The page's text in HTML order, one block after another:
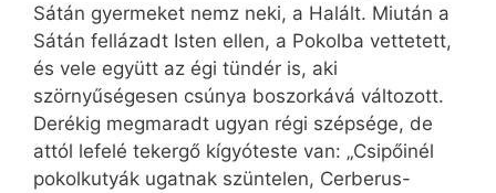
Sátán gyermeket nemz neki, a Halált. Miután a
Sátán fellázadt Isten ellen, a Pokolba vettetett,
és vele együtt az égi tündér is, aki
szörnyűségesen csúnya boszorkává változott.
Derékig megmaradt ugyan régi szépsége, de
attól lefelé tekergő kígyóteste van: „Csipőinél
pokolkutyák ugatnak szüntelen, Cerberus-